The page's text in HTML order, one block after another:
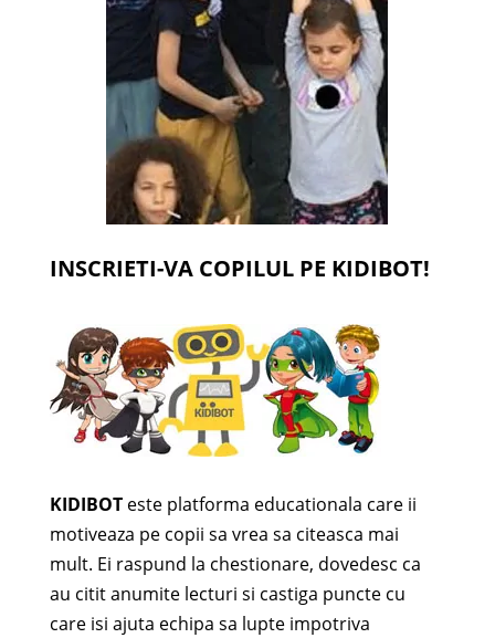
INSCRIETI-VA COPILUL PE KIDIBOT!
KIDIBOTeste platforma educationala care ii
motiveaza pe copii sa vrea sa citeasca mai
mult. Ei raspund la chestionare, dovedesc ca
au citit anumite lecturi si castiga puncte cu
care isi ajuta echipa sa lupte impotriva